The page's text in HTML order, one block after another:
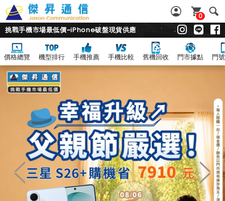
0
挑戰手機市場最低價~iPhone破盤現貨供應
價格總覽 機型排行 手機推薦 手機比較 舊機回收 門市據點 門